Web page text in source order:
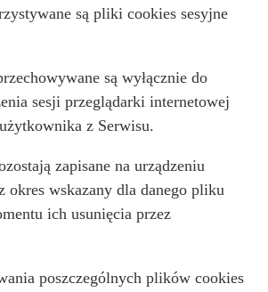
są pliki cookies sesyjne
są wyłącznie do
sesji przeglądarki internetowej
z Serwisu.
zapisane na urządzeniu
okres wskazany dla danego pliku
ich usunięcia przez
poszczególnych plików cookies